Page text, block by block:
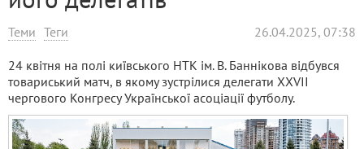
Теми Теги 26.04.2025, 07:38
24 квітня на полі київського НТК ім. В. Баннікова відбувся
товариський матч, в якому зустрілися делегати XXVII
чергового Конгресу Української асоціації футболу.